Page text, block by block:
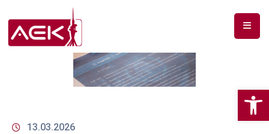
ДОКУМЕНТИ
13.03.2026